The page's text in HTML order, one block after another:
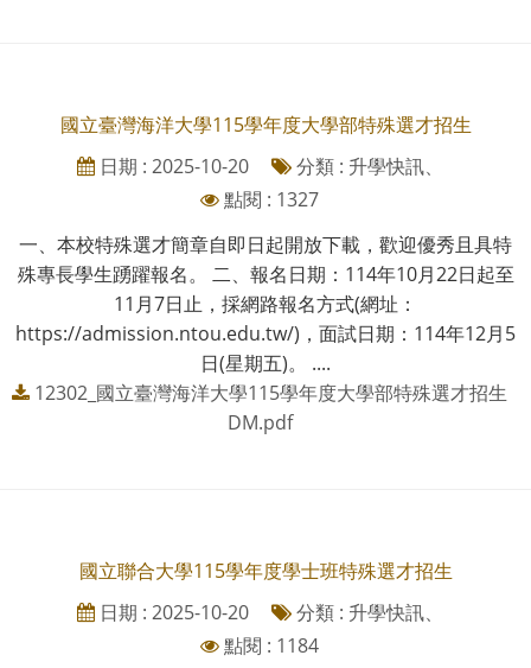
國立臺灣海洋大學115學年度大學部特殊選才招生
日期 : 2025-10-20
分類 : 升學快訊、
點閱 : 1327
一、本校特殊選才簡章自即日起開放下載，歡迎優秀且具特
殊專長學生踴躍報名。 二、報名日期：114年10月22日起至
11月7日止，採網路報名方式(網址：
https://admission.ntou.edu.tw/)，面試日期：114年12月5
日(星期五)。 ....
12302_國立臺灣海洋大學115學年度大學部特殊選才招生
DM.pdf
國立聯合大學115學年度學士班特殊選才招生
日期 : 2025-10-20
分類 : 升學快訊、
點閱 : 1184